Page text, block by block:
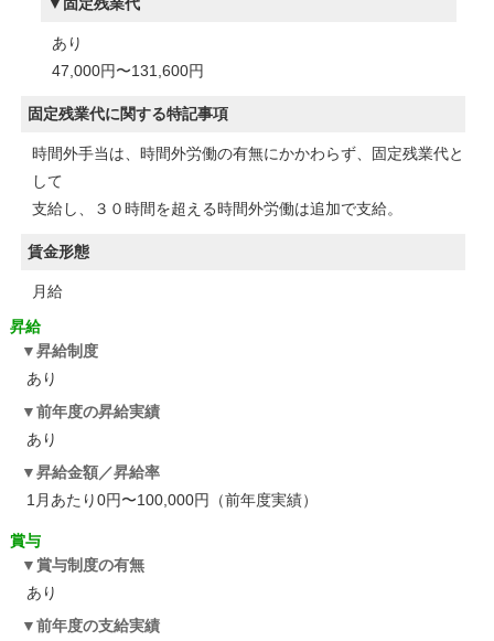
あり
47,000円〜131,600円
固定残業代に関する特記事項
時間外手当は、時間外労働の有無にかかわらず、固定残業代と
して
支給し、３０時間を超える時間外労働は追加で支給。
賃金形態
月給
昇給
昇給制度
あり
前年度の昇給実績
あり
昇給金額／昇給率
1月あたり0円〜100,000円（前年度実績）
賞与
賞与制度の有無
あり
前年度の支給実績